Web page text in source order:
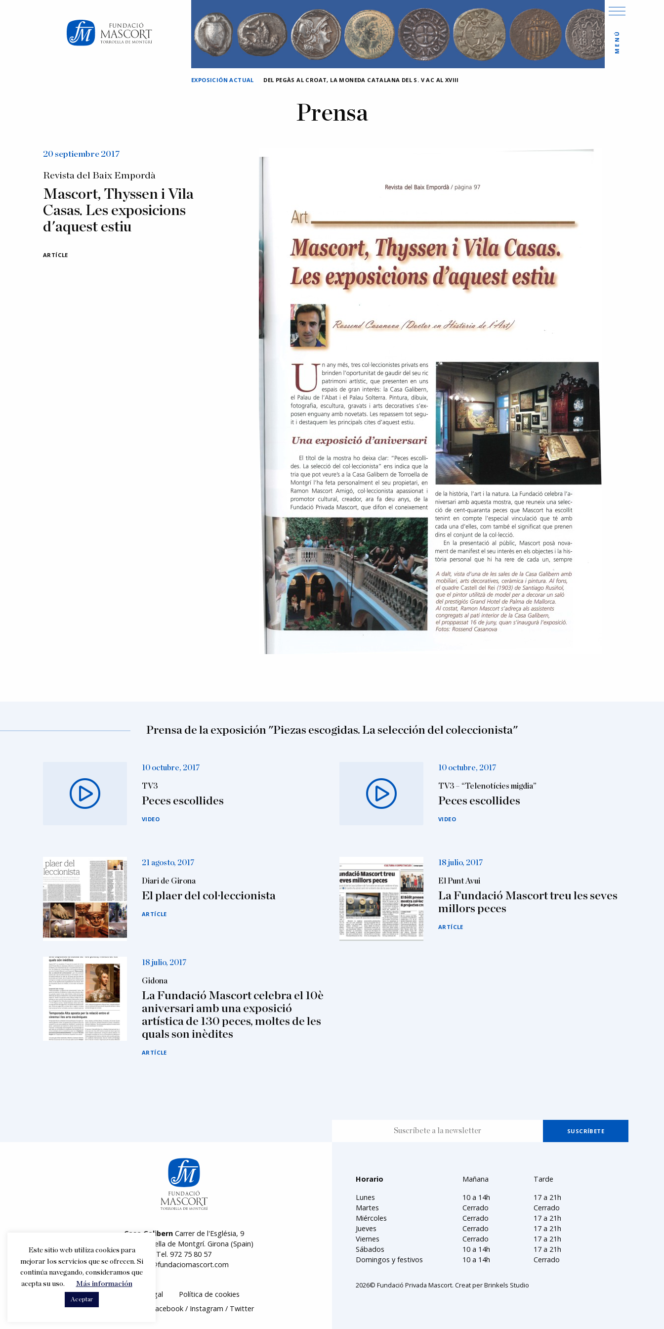
MENÚ
EXPOSICIÓN ACTUAL DEL PEGÀS AL CROAT, LA MONEDA CATALANA DEL S. V AC AL XVIII
Prensa
20 septiembre 2017
Revista del Baix Empordà
Mascort, Thyssen i Vila
Casas. Les exposicions
d'aquest estiu
ARTÍCLE
Prensa de la exposición "Piezas escogidas. La selección del coleccionista"
10 octubre, 2017
TV3
Peces escollides
VIDEO
10 octubre, 2017
TV3 – “Telenotícies migdia”
Peces escollides
VIDEO
21 agosto, 2017
Diari de Girona
El plaer del col·leccionista
ARTÍCLE
18 julio, 2017
El Punt Avui
La Fundació Mascort treu les seves
millors peces
ARTÍCLE
18 julio, 2017
Gidona
La Fundació Mascort celebra el 10è
aniversari amb una exposició
artística de 130 peces, moltes de les
quals son inèdites
ARTÍCLE
Casa GalibernCarrer de l'Església, 9
17257 Torroella de Montgrí. Girona (Spain)
Tel. 972 75 80 57
info@fundaciomascort.com
Aviso legal
Política de cookies
Facebook Instagram Twitter
Horario Mañana
Tarde
Lunes
10 a 14h
17 a 21h
Martes
Cerrado
Cerrado
Miércoles
Cerrado
17 a 21h
Jueves
Cerrado
17 a 21h
Viernes
Cerrado
17 a 21h
Sábados
10 a 14h
17 a 21h
Domingos y festivos
10 a 14h Cerrado
2026© Fundació Privada Mascort. Creat perBrinkels Studio
Este sitio web utiliza cookies para
mejorar los servicios que se ofrecen. Si
continúa navegando, consideramos que
acepta su uso.
Más información
Aceptar